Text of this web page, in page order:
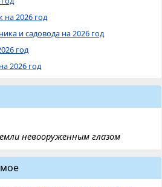
2026 год
и садовода на 2026 год
год
2026 год
невооруженным глазом